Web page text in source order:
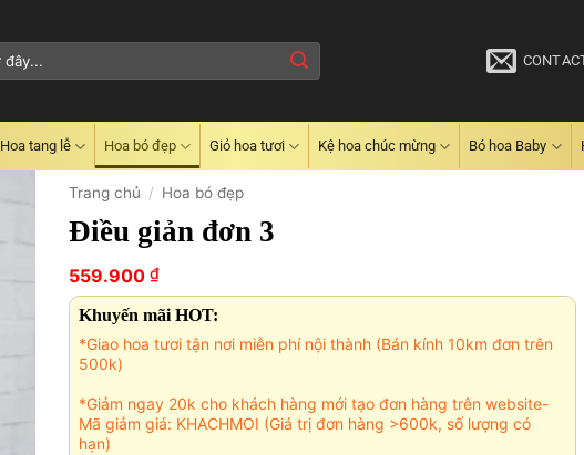
Hoa tang lễ Hoa bó đẹp Giỏ hoa tươi Kệ hoa chúc mừng Bó hoa Baby
Trang chủ / Hoa bó đẹp
Điều giản đơn 3
559.900 ₫
Khuyến mãi HOT:
*Giao hoa tươi tận nơi miễn phí nội thành (Bán kính 10km đơn trên
500k)
*Giảm ngay 20k cho khách hàng mới tạo đơn hàng trên website-
Mã giảm giá: KHACHMOI (Giá trị đơn hàng >600k, số lượng có
hạn)